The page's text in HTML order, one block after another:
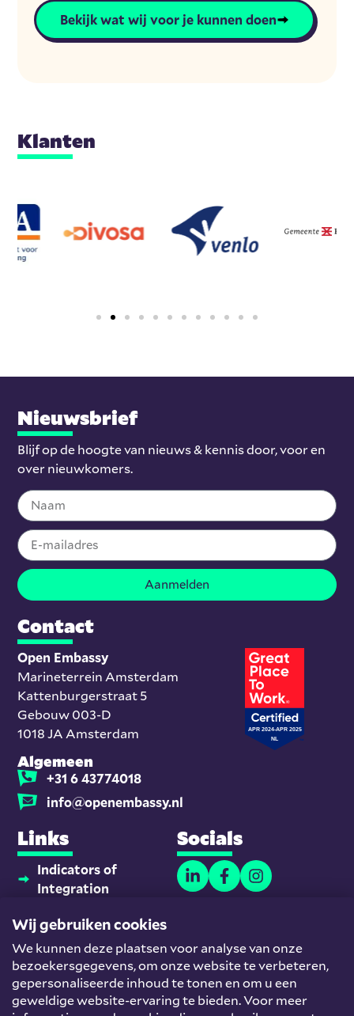
Bekijk wat wij voor je kunnen doen
Klanten
Nieuwsbrief
Blijf op de hoogte van nieuws & kennis door, voor en
over nieuwkomers.
Aanmelden
Contact
Open Embassy
Marineterrein Amsterdam
Kattenburgerstraat 5
Gebouw 003-D
1018 JA Amsterdam
Algemeen
+31 6 43774018
info@openembassy.nl
Links
Indicators of
Integration
Platform
Nieuwkomers en
Werk
Team
Socials
Wij gebruiken cookies
We kunnen deze plaatsen voor analyse van onze
bezoekersgegevens, om onze website te verbeteren,
gepersonaliseerde inhoud te tonen en om u een
geweldige website-ervaring te bieden. Voor meer